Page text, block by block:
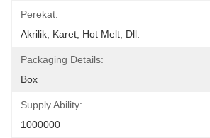
Perekat:
Akrilik, Karet, Hot Melt, Dll.
Packaging Details:
Box
Supply Ability:
1000000